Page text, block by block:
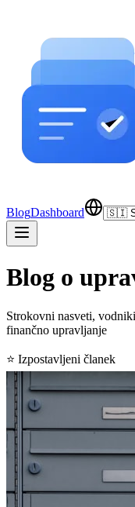
BlogDashboard
Blog o
Strokovni nasveti,
finančno upravljanje
⭐ Izpostavljeni članek